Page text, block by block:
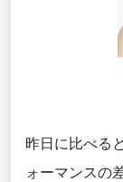
昨日に比べる
ォーマンスの